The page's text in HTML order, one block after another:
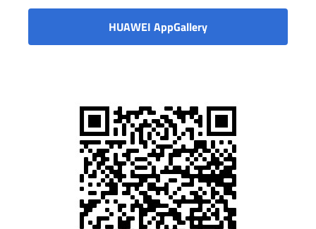
HUAWEI AppGallery